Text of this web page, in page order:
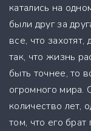
катались на
были друг за
все, что
так, что жизнь
быть точнее, то
огромного мира.
количество лет,
том, что его